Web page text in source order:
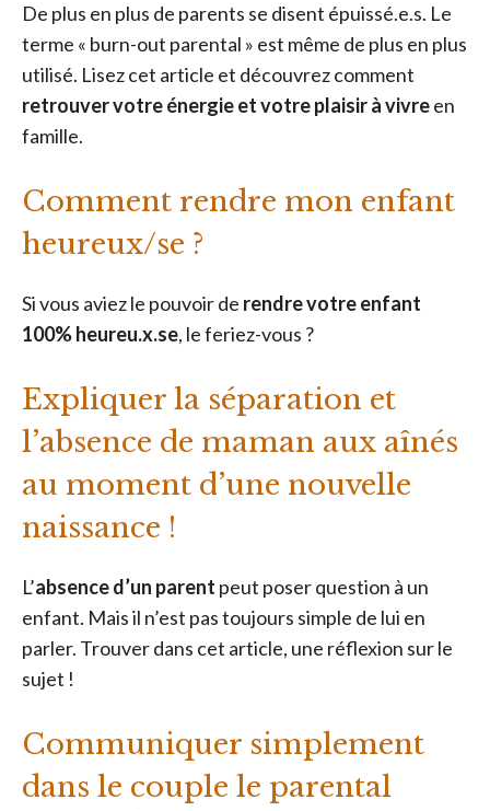
De plus en plus de parents se disent épuissé.e.s. Le
terme « burn-out parental » est même de plus en plus
utilisé. Lisez cet article et découvrez comment
retrouver votre énergie et votre plaisir à vivreen
famille.
Comment rendre mon enfant
heureux/se ?
Si vous aviez le pouvoir de rendre votre enfant
100% heureu.x.se, le feriez-vous ?
Expliquer la séparation et
l’absence de maman aux aînés
au moment d’une nouvelle
naissance !
L’absence d’un parent peut poser question à un
enfant. Mais il n’est pas toujours simple de lui en
parler. Trouver dans cet article, une réflexion sur le
sujet !
Communiquer simplement
dans le couple le parental